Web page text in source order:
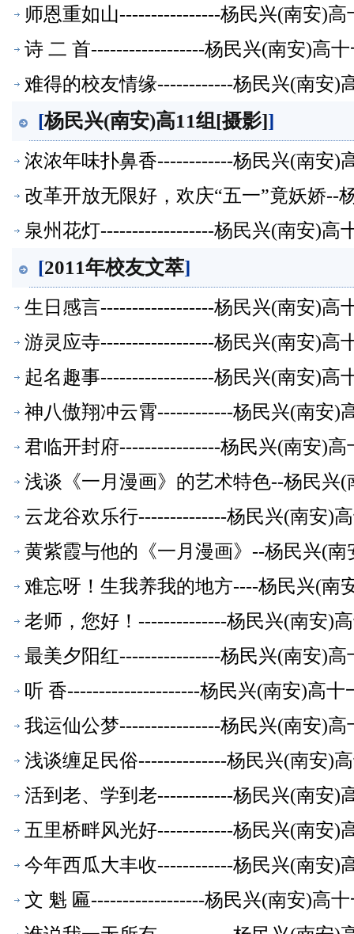
师恩重如山----------------杨民兴(南安)
诗 二 首------------------杨民兴(南安)高
难得的校友情缘------------杨民兴(南安)
[杨民兴(南安)高11组[摄影]]
浓浓年味扑鼻香------------杨民兴(南安)
改革开放无限好，欢庆“五一”竟妖娇--
泉州花灯------------------杨民兴(南安)高
[2011年校友文萃]
生日感言------------------杨民兴(南安)高
游灵应寺------------------杨民兴(南安)高
起名趣事------------------杨民兴(南安)高
神八傲翔冲云霄------------杨民兴(南安)
君临开封府----------------杨民兴(南安)
浅谈《一月漫画》的艺术特色--杨民兴
云龙谷欢乐行--------------杨民兴(南安)
黄紫霞与他的《一月漫画》--杨民兴(
难忘呀！生我养我的地方----杨民兴(南
老师，您好！--------------杨民兴(南安)
最美夕阳红----------------杨民兴(南安)
听 香---------------------杨民兴(南安)高十
我运仙公梦----------------杨民兴(南安)
浅谈缠足民俗--------------杨民兴(南安)
活到老、学到老------------杨民兴(南安)
五里桥畔风光好------------杨民兴(南安)
今年西瓜大丰收------------杨民兴(南安)
文 魁 匾------------------杨民兴(南安)高